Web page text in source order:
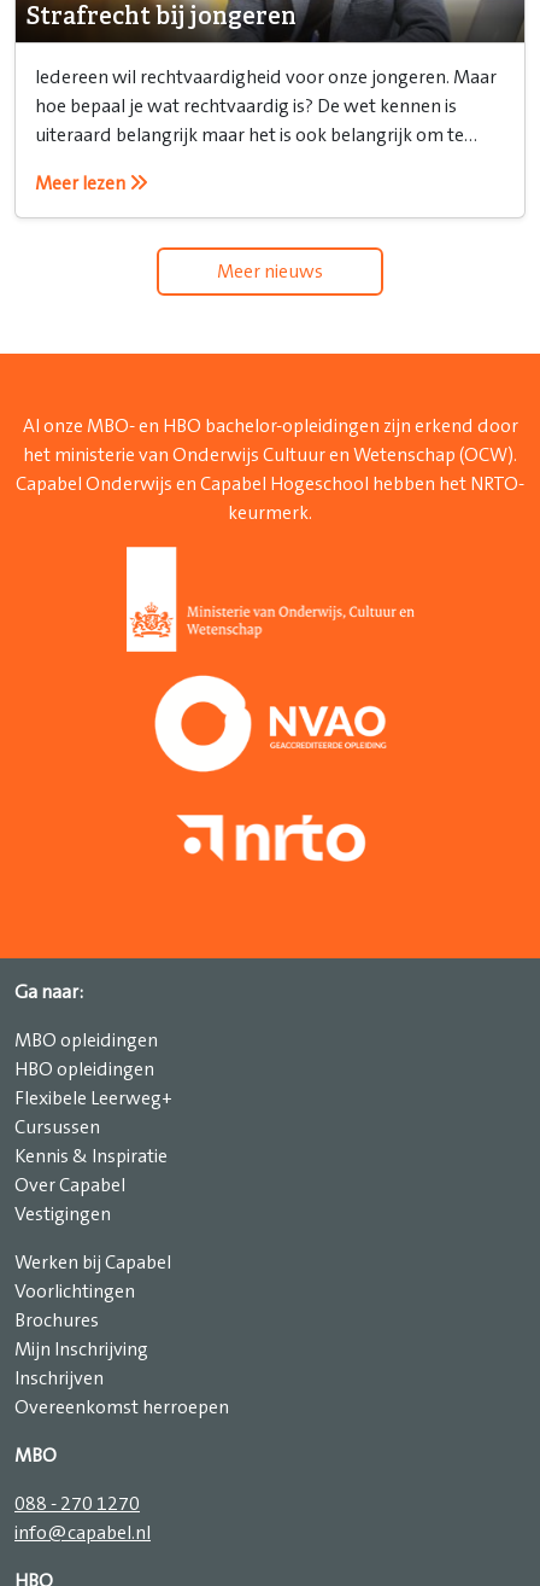
Strafrecht bij jongeren
Iedereen wil rechtvaardigheid voor onze jongeren. Maar
hoe bepaal je wat rechtvaardig is? De wet kennen is
uiteraard belangrijk maar het is ook belangrijk om te
Meer lezen
Meer nieuws
Al onze MBO- en HBO bachelor-opleidingen zijn erkend door
het ministerie van Onderwijs Cultuur en Wetenschap (OCW).
Capabel Onderwijs en Capabel Hogeschool hebben het NRTO-
keurmerk.
Ga naar:
MBO opleidingen
HBO opleidingen
Flexibele Leerweg+
Cursussen
Kennis & Inspiratie
Over Capabel
Vestigingen
Werken bij Capabel
Voorlichtingen
Brochures
Mijn Inschrijving
Inschrijven
Overeenkomst herroepen
MBO
088 - 270 1270
info@capabel.nl
HBO